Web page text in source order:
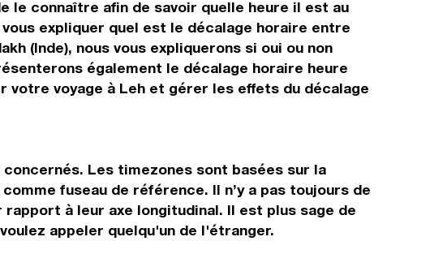
le connaître afin de savoir quelle heure il est au
expliquer quel est le décalage horaire entre
(Inde), nous vous expliquerons si oui ou non
également le décalage horaire heure
votre voyage à Leh et gérer les effets du décalage
Les timezones sont basées sur la
fuseau de référence. Il n’y a pas toujours de
à leur axe longitudinal. Il est plus sage de
appeler quelqu'un de l'étranger.